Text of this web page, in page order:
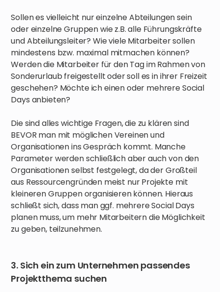
Sollen es vielleicht nur einzelne Abteilungen sein
oder einzelne Gruppen wie z.B. alle Führungskräfte
und Abteilungsleiter? Wie viele Mitarbeiter sollen
mindestens bzw. maximal mitmachen können?
Werden die Mitarbeiter für den Tag im Rahmen von
Sonderurlaub freigestellt oder soll es in ihrer Freizeit
geschehen? Möchte ich einen oder mehrere Social
Days anbieten?
Die sind alles wichtige Fragen, die zu klären sind
BEVOR man mit möglichen Vereinen und
Organisationen ins Gespräch kommt. Manche
Parameter werden schließlich aber auch von den
Organisationen selbst festgelegt, da der Großteil
aus Ressourcengründen meist nur Projekte mit
kleineren Gruppen organisieren können. Hieraus
schließt sich, dass man ggf. mehrere Social Days
planen muss, um mehr Mitarbeitern die Möglichkeit
zu geben, teilzunehmen.
3. Sich ein zum Unternehmen passendes
Projektthema suchen